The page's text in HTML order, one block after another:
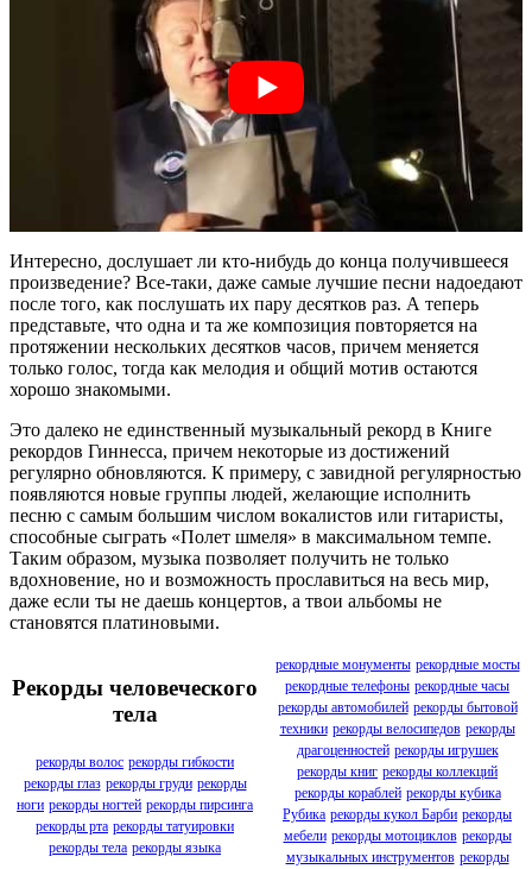
Интересно, дослушает ли кто-нибудь до конца получившееся
произведение? Все-таки, даже самые лучшие песни надоедают
после того, как послушать их пару десятков раз. А теперь
представьте, что одна и та же композиция повторяется на
протяжении нескольких десятков часов, причем меняется
только голос, тогда как мелодия и общий мотив остаются
хорошо знакомыми.
Это далеко не единственный музыкальный рекорд в Книге
рекордов Гиннесса, причем некоторые из достижений
регулярно обновляются. К примеру, с завидной регулярностью
появляются новые группы людей, желающие исполнить
песню с самым большим числом вокалистов или гитаристы,
способные сыграть «Полет шмеля» в максимальном темпе.
Таким образом, музыка позволяет получить не только
вдохновение, но и возможность прославиться на весь мир,
даже если ты не даешь концертов, а твои альбомы не
становятся платиновыми.
Рекорды человеческого
тела
рекорды волос рекорды гибкости
рекорды глаз рекорды груди рекорды
ноги рекорды ногтей рекорды пирсинга
рекорды рта рекорды татуировки
рекорды тела рекорды языка
рекордные монументы рекордные мосты
рекордные телефоны рекордные часы
рекорды автомобилей рекорды бытовой
техники рекорды велосипедов рекорды
драгоценностей рекорды игрушек
рекорды книг рекорды коллекций
рекорды кораблей рекорды кубика
Рубика рекорды кукол Барби рекорды
мебели рекорды мотоциклов рекорды
музыкальных инструментов рекорды